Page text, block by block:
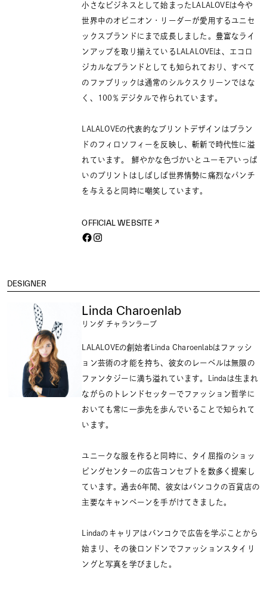
小さなビジネスとして始まったLALALOVEは今や
世界中のオピニオン・リーダーが愛用するユニセ
ックスブランドにまで成長しました。豊富なライ
ンアップを取り揃えているLALALOVEは、エコロ
ジカルなブランドとしても知られており、すべて
のファブリックは通常のシルクスクリーンではな
く、100％デジタルで作られています。
LALALOVEの代表的なプリントデザインはブラン
ドのフィロソフィーを反映し、斬新で時代性に溢
れています。 鮮やかな色づかいとユーモアいっぱ
いのプリントはしばしば世界情勢に痛烈なパンチ
を与えると同時に嘲笑しています。
OFFICIAL WEBSITE
DESIGNER
Linda Charoenlab
リンダ チャランラーブ
LALALOVEの創始者Linda Charoenlabはファッシ
ョン芸術の才能を持ち、彼女のレーベルは無限の
ファンタジーに満ち溢れています。Lindaは生まれ
ながらのトレンドセッターでファッション哲学に
おいても常に一歩先を歩んでいることで知られて
います。
ユニークな服を作ると同時に、タイ屈指のショッ
ピングセンターの広告コンセプトを数多く提案し
ています。過去6年間、彼女はバンコクの百貨店の
主要なキャンペーンを手がけてきました。
Lindaのキャリアはバンコクで広告を学ぶことから
始まり、その後ロンドンでファッションスタイリ
ングと写真を学びました。